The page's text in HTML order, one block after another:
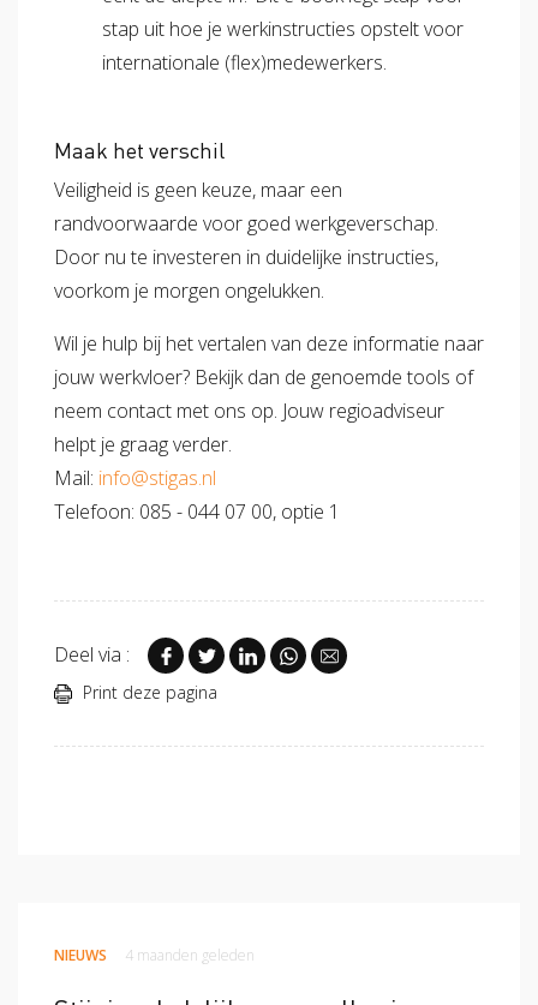
stap uit hoe je werkinstructies opstelt voor
internationale (flex)medewerkers.
Maak het verschil
Veiligheid is geen keuze, maar een
randvoorwaarde voor goed werkgeverschap.
Door nu te investeren in duidelijke instructies,
voorkom je morgen ongelukken.
Wil je hulp bij het vertalen van deze informatie naar
jouw werkvloer? Bekijk dan de genoemde tools of
neem contact met ons op. Jouw regioadviseur
helpt je graag verder.
Mail: info@stigas.nl
Telefoon: 085 - 044 07 00, optie 1
Deel via :
Print deze pagina
NIEUWS 4 maanden geleden